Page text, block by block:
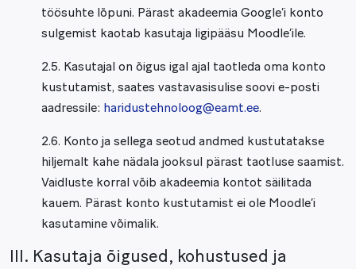
töösuhte lõpuni. Pärast akadeemia Google’i konto
sulgemist kaotab kasutaja ligipääsu Moodle’ile.
2.5. Kasutajal on õigus igal ajal taotleda oma konto
kustutamist, saates vastavasisulise soovi e-posti
aadressile: haridustehnoloog@eamt.ee.
2.6. Konto ja sellega seotud andmed kustutatakse
hiljemalt kahe nädala jooksul pärast taotluse saamist.
Vaidluste korral võib akadeemia kontot säilitada
kauem. Pärast konto kustutamist ei ole Moodle’i
kasutamine võimalik.
III. Kasutaja õigused, kohustused ja